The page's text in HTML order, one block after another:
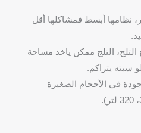
نظامها أبسط فمشاكلها أقل
التلج ممكن ياخد مساحة
سبته يتراكم.
في الأحجام الصغيرة